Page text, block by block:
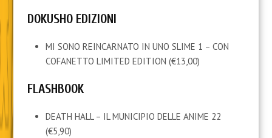
DOKUSHO EDIZIONI
MI SONO REINCARNATO IN UNO SLIME 1 – CON
COFANETTO LIMITED EDITION (€13,00)
FLASHBOOK
DEATH HALL – IL MUNICIPIO DELLE ANIME 22
(€5,90)